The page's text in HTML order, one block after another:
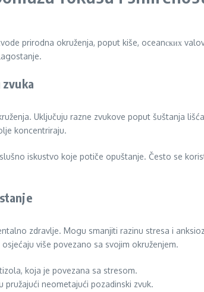
prirodna okruženja, poput kiše, oceanских
Uključuju razne zvukove poput šuštanja
koncentriraju.
iskustvo koje potiče opuštanje. Često se
zdravlje. Mogu smanjiti razinu stresa i
više povezano sa svojim okruženjem.
koja je povezana sa stresom.
neometajući pozadinski zvuk.